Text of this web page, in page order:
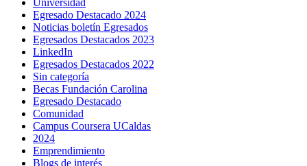
Egresado Destacado 2024
Noticias boletín Egresados
Egresados Destacados 2023
LinkedIn
Egresados Destacados 2022
Sin categoría
Becas Fundación Carolina
Egresado Destacado
Comunidad
Campus Coursera UCaldas
2024
Emprendimiento
Blogs de interés